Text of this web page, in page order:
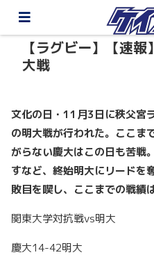
【ラグビー】【速
大戦
文化の日・11月3日に秩父宮
の明大戦が行われた。ここま
がらない慶大はこの日も苦戦
すなど、終始明大にリード
敗目を喫し、ここまでの戦績
関東大学対抗戦vs明大
慶大14-42明大